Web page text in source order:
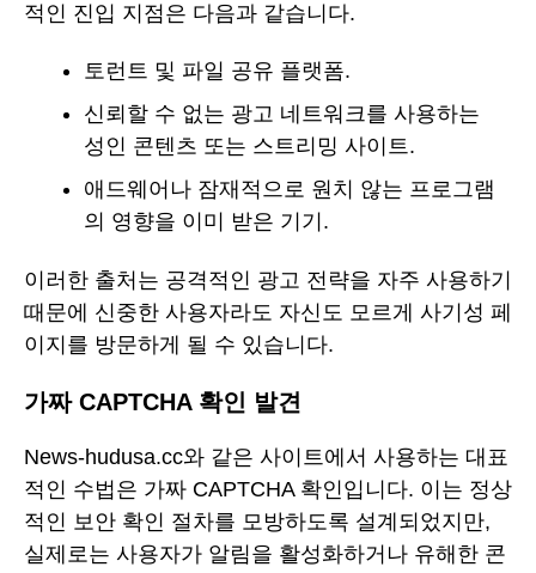
적인 진입 지점은 다음과 같습니다.
토런트 및 파일 공유 플랫폼.
신뢰할 수 없는 광고 네트워크를 사용하는
성인 콘텐츠 또는 스트리밍 사이트.
애드웨어나 잠재적으로 원치 않는 프로그램
의 영향을 이미 받은 기기.
이러한 출처는 공격적인 광고 전략을 자주 사용하기
때문에 신중한 사용자라도 자신도 모르게 사기성 페
이지를 방문하게 될 수 있습니다.
가짜 CAPTCHA 확인 발견
News-hudusa.cc와 같은 사이트에서 사용하는 대표
적인 수법은 가짜 CAPTCHA 확인입니다. 이는 정상
적인 보안 확인 절차를 모방하도록 설계되었지만,
실제로는 사용자가 알림을 활성화하거나 유해한 콘